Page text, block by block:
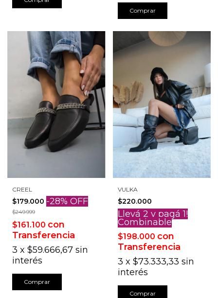
Comprar
CREEL
$179.000 -28% OFF
$249.999
$161.100 con
Transferencia
3 x $59.666,67 sin
interés
Comprar
VULKA
$220.000
Llevá 2 y pagá 1!
Combinable
$198.000 con
Transferencia
3 x $73.333,33 sin
interés
Comprar